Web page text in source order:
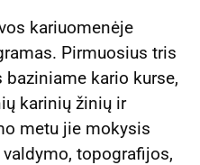
kariuomenėje
Pirmuosius tris
kario kurse,
karinių žinių ir
metu jie mokysis
topografijos,